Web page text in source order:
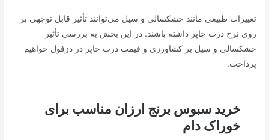
تغییرات طبیعی مانند خشکسالی و سیل می‌توانند تأثیر قابل توجهی بر
روی نرخ ذرت چاپر داشته باشند. در این بخش به بررسی تأثیر
خشکسالی و سیل بر کشاورزی و قیمت ذرت چاپر در دزفول خواهیم
پرداخت.